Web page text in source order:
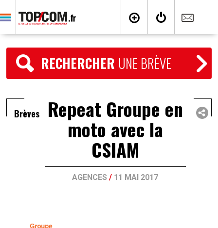
RECHERCHER UNE BRÈVE
Brèves Repeat Groupe en
moto avec la
CSIAM
AGENCES / 11 MAI 2017